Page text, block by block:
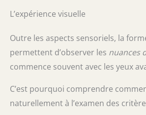
L’expérience visuelle
Outre les aspects sensoriels, la
permettent d’observer les nuances
commence souvent avec les yeux
C’est pourquoi comprendre
naturellement à l’examen des